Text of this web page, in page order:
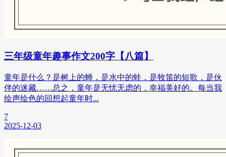
三年级童年趣事作文200字【八篇】
童年是什么？是树上的蝉，是水中的蛙，是牧笛的短歌，是伙
伴的迷藏……总之，童年是无忧无虑的，幸福美好的。每当我
绘声绘色的回想起童年时...
7
2025-12-03